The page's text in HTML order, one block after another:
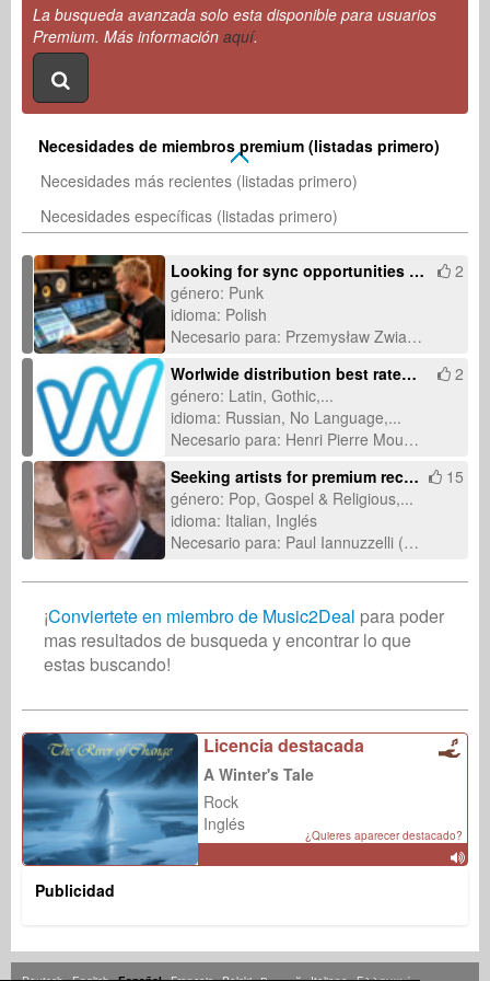
La busqueda avanzada solo esta disponible para usuarios
Premium. Más información aquí.
Necesidades de miembros premium (listadas primero)
Necesidades más recientes (listadas primero)
Necesidades específicas (listadas primero)
Looking for sync opportunities for a Polish punk rock song about lost community
género: Punk
idioma: Polish
Necesario para: Przemysław Zwias (07-feb-2026)
2
Worlwide distribution best rates and no subscriptions fees
género: Latin, Gothic,...
idioma: Russian, No Language,...
Necesario para: Henri Pierre Mousset (30-ene-2026)
2
Seeking artists for premium recording & licensing-ready productions
género: Pop, Gospel & Religious,...
idioma: Italian, Inglés
Necesario para: Paul Iannuzzelli (08-ene-2026)
15
¡Conviertete en miembro de Music2Deal para poder
mas resultados de busqueda y encontrar lo que
estas buscando!
Licencia destacada
A Winter's Tale
Rock
Inglés
¿Quieres aparecer destacado?
Publicidad